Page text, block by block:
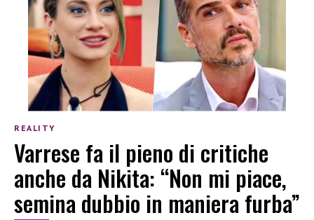
REALITY
Varrese fa il pieno di critiche
anche da Nikita: “Non mi piace,
semina dubbio in maniera furba”